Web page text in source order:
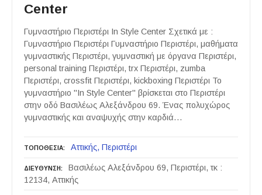
Center
Γυμναστήριο Περιστέρι In Style Center Σχετικά με :
Γυμναστήριο Περιστέρι Γυμναστήριο Περιστέρι, μαθήματα
γυμναστικής Περιστέρι, γυμναστική με όργανα Περιστέρι,
personal training Περιστέρι, trx Περιστέρι, zumba
Περιστέρι, crossfit Περιστέρι, kickboxing Περιστέρι Το
γυμναστήριο "In Style Center" βρίσκεται στο Περιστέρι
στην οδό Βασιλέως Αλεξάνδρου 69. Ένας πολυχώρος
γυμναστικής και αναψυχής στην καρδιά…
ΤΟΠΟΘΕΣΙΑ Αττικής Περιστέρι
ΔΙΕΥΘΥΝΣΗ
Βασιλέως Αλεξάνδρου 69, Περιστέρι, τκ :
12134, Αττικής